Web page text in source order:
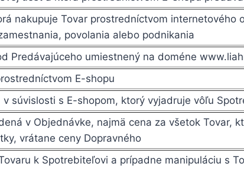
nakupuje Tovar prostredníctvom
povolania alebo podnikania
Predávajúceho umiestnený na doméne
E-shopu
súvislosti s E-shopom, ktorý vyjadruje vôľu
v Objednávke, najmä cena za všetok Tovar,
vrátane ceny Dopravného
k Spotrebiteľovi a prípadne manipuláciu s